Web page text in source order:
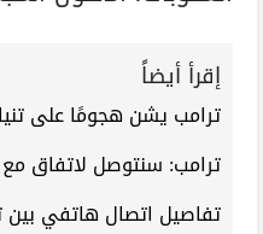
إقرأ أيضاً
ترامب يشن هجومًا على
ترامب: سنتوصل لاتفاق
تفاصيل اتصال هاتفي بين